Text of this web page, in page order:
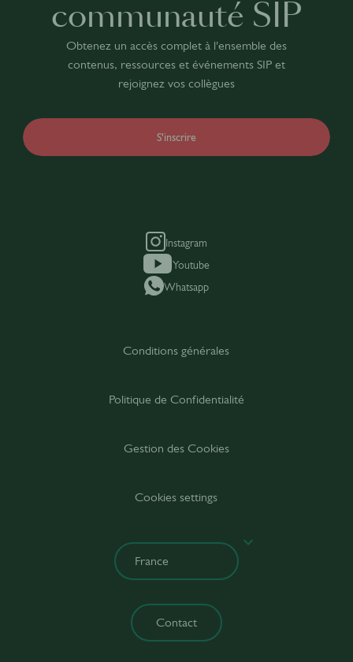
communauté SIP
Obtenez un accès complet à l'ensemble des
contenus, ressources et événements SIP et
rejoignez vos collègues
S'inscrire
Instagram
Youtube
Whatsapp
Conditions générales
Politique de Confidentialité
Gestion des Cookies
Cookies settings
Contact